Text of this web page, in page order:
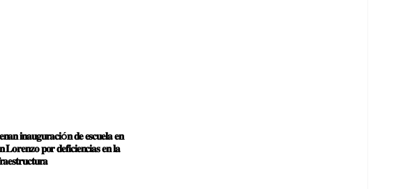
𝐢𝐧𝐚𝐮𝐠𝐮𝐫𝐚𝐜𝐢ó𝐧 𝐝𝐞 𝐞𝐬𝐜𝐮𝐞𝐥𝐚 𝐞𝐧
𝐋𝐨𝐫𝐞𝐧𝐳𝐨 𝐩𝐨𝐫 𝐝𝐞𝐟𝐢𝐜𝐢𝐞𝐧𝐜𝐢𝐚𝐬 𝐞𝐧 𝐥𝐚